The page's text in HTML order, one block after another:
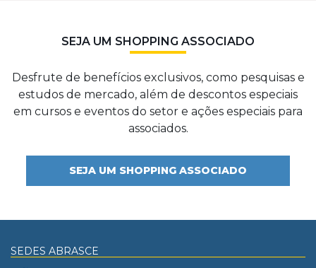
SEJA UM SHOPPING ASSOCIADO
Desfrute de benefícios exclusivos, como pesquisas e
estudos de mercado, além de descontos especiais
em cursos e eventos do setor e ações especiais para
associados.
SEJA UM SHOPPING ASSOCIADO
SEDES ABRASCE